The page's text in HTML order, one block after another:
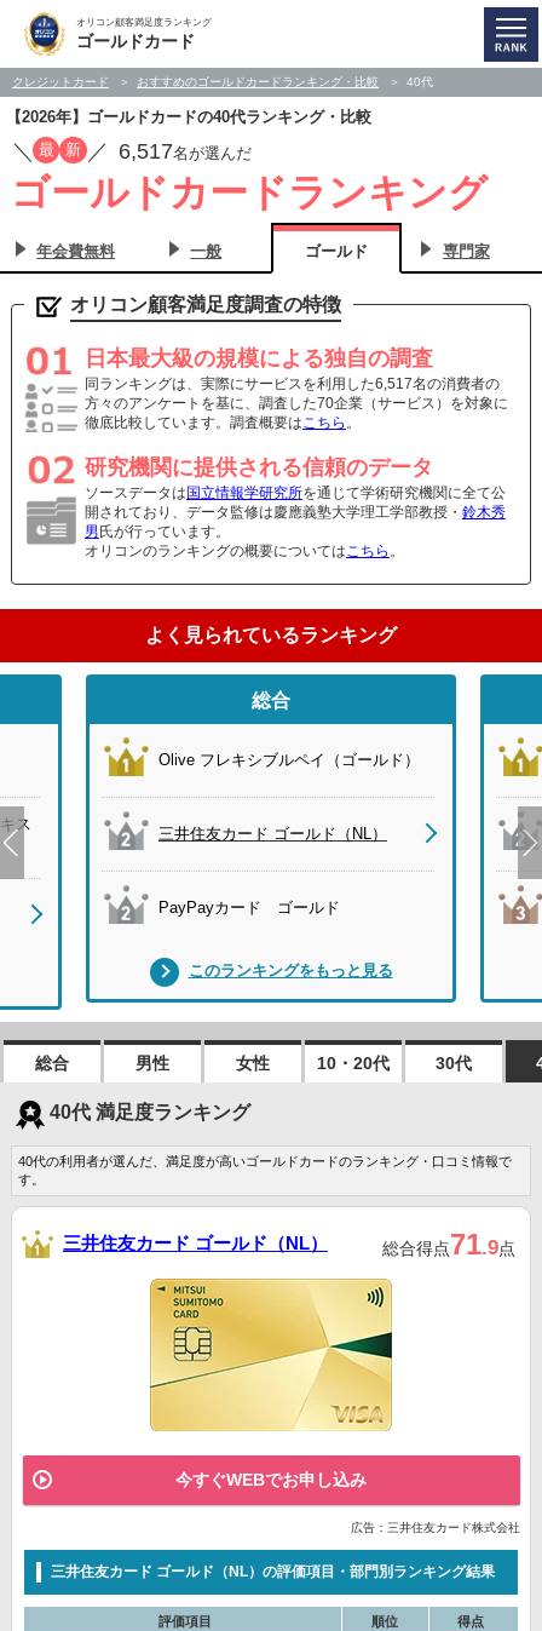
オリコン顧客満足度ランキング
ゴールドカード
クレジットカード おすすめのゴールドカードランキング・比較 40代
【2026年】ゴールドカードの40代ランキング・比較
／ 最 新 ／ 6,517名が選んだ
ゴールドカードランキング
年会費無料 一般 ゴールド 専門家
オリコン顧客満足度調査の特徴
日本最大級の規模による独自の調査
同ランキングは、実際にサービスを利用した6,517名の消費者の
方々のアンケートを基に、調査した70企業（サービス）を対象に
徹底比較しています。調査概要はこちら 。
研究機関に提供される信頼のデータ
ソースデータは 国立情報学研究所を通じて学術研究機関に全て公
開されており、データ監修は慶應義塾大学理工学部教授・ 鈴木秀
男 氏が行っています。
オリコンのランキングの概要についてはこちら 。
よく見られているランキング
ス
総合
Olive フレキシブルペイ（ゴールド）
三井住友カード ゴールド（NL）
PayPayカード ゴールド
このランキングをもっと見る
総合 男性 女性 10・20代 30代
40代 満足度ランキング
40代の利用者が選んだ、満足度が高いゴールドカードのランキング・口コミ情報で
す。
三井住友カード ゴールド（NL） 総合得点71.9点
今すぐWEBでお申し込み
広告：三井住友カード株式会社
三井住友カード ゴールド（NL）の評価項目・部門別ランキング結果
評価項目 順位 得点